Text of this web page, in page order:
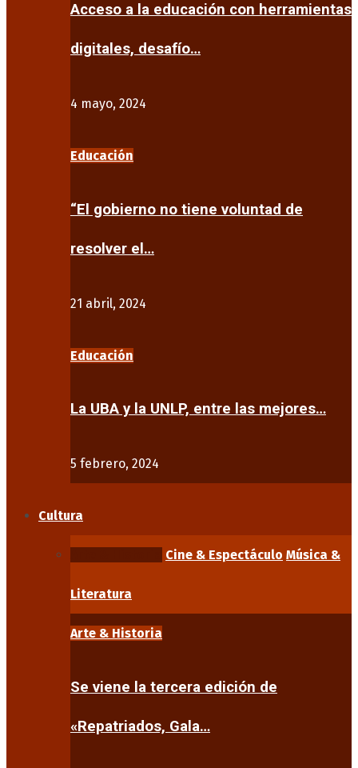
Acceso a la educación con herramientas
digitales, desafío…
4 mayo, 2024
Educación
“El gobierno no tiene voluntad de
resolver el…
21 abril, 2024
Educación
La UBA y la UNLP, entre las mejores…
5 febrero, 2024
Cultura
Cine & Espectáculo Música &
Literatura
Arte & Historia
Se viene la tercera edición de
«Repatriados, Gala…